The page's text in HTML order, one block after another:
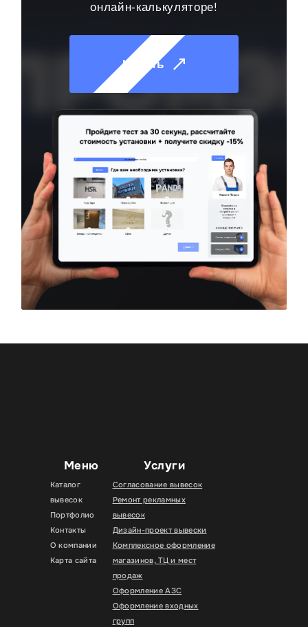
онлайн-калькуляторе!
Начать
Меню
Каталог
вывесок
Портфолио
Контакты
О компании
Карта сайта
Услуги
Согласование вывесок
Ремонт рекламных
вывесок
Дизайн-проект вывески
Комплексное оформление
магазинов, ТЦ и мест
продаж
Оформление АЗС
Оформление входных
групп